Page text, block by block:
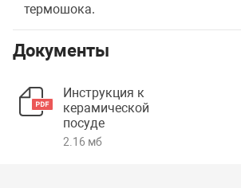
термошока.
Документы
Инструкция к
керамической
посуде
2.16 мб